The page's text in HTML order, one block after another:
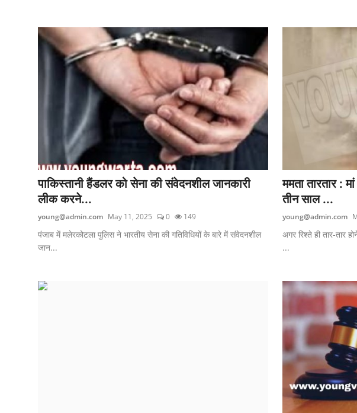
पाकिस्तानी हैंडलर को सेना की संवेदनशील जानकारी
लीक करने...
young@admin.com May 11, 2025 0 149
पंजाब में मलेरकोटला पुलिस ने भारतीय सेना की गतिविधियों के बारे में संवेदनशील
जान...
ममता तारतार :
तीन साल ...
young@admin.com
अगर रिश्ते ही तार-तार
...